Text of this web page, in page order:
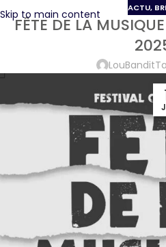
Skip to main content ACTU,
FÊTE DE LA